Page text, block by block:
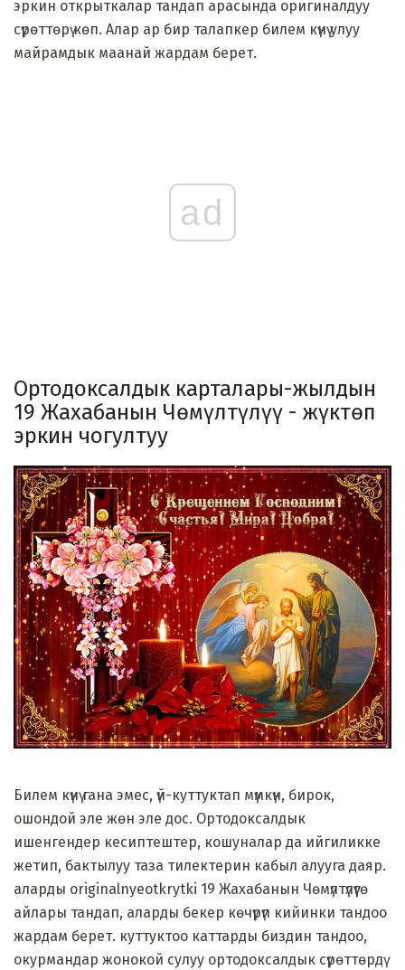
эркин открыткалар тандап арасында оригиналдуу
сүрөттөрү көп. Алар ар бир талапкер билем күнү улуу
майрамдык маанай жардам берет.
ad
Ортодоксалдык карталары-жылдын
19 Жахабанын Чөмүлтүлүү - жүктөп
эркин чогултуу
Билем күнү гана эмес, үй-куттуктап мүмкүн, бирок,
ошондой эле жөн эле дос. Ортодоксалдык
ишенгендер кесиптештер, кошуналар да ийгиликке
жетип, бактылуу таза тилектерин кабыл алууга даяр.
аларды originalnyeotkrytki 19 Жахабанын Чөмүлтүлүүгө
айлары тандап, аларды бекер көчүрүп кийинки тандоо
жардам берет. куттуктоо каттарды биздин тандоо,
окурмандар жонокой сулуу ортодоксалдык сүрөттөрдү